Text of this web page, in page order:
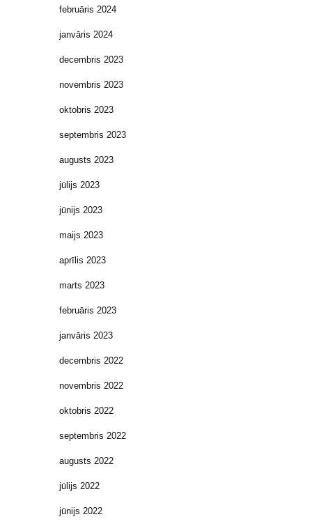
februāris 2024
janvāris 2024
decembris 2023
novembris 2023
oktobris 2023
septembris 2023
augusts 2023
jūlijs 2023
jūnijs 2023
maijs 2023
aprīlis 2023
marts 2023
februāris 2023
janvāris 2023
decembris 2022
novembris 2022
oktobris 2022
septembris 2022
augusts 2022
jūlijs 2022
jūnijs 2022